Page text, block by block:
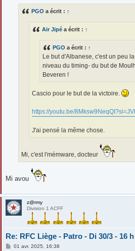
PGO a écrit : ↑
Air Jipé a écrit : ↑
PGO a écrit : ↑
Le but d'Albanese, c'est un peu
niveau du timing- du but de
Beveren !
Cascio pour le but de la victoire.
https://youtu.be/
J'ai pensé la même chose.
Mi, c'est l'mémware, docteur
Mi avou
z@rmy
Division 1 ACFF
Re: RFC Liège - Patro - Di 30/3 - 16 h
M01 avr. 2025, 16:38